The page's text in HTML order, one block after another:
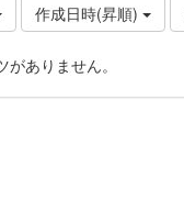
作成日時(昇順)
がありません。